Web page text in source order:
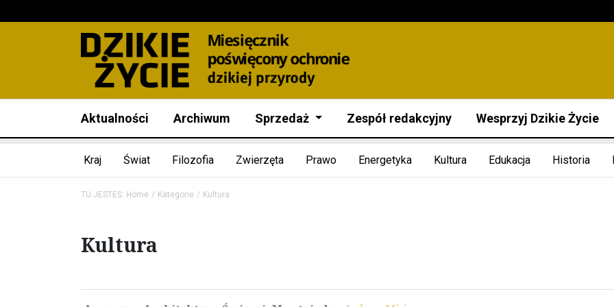
Aktualności Archiwum Sprzedaż Zespół redakcyjny Wesprzyj Dzikie Życie
Kraj Świat Filozofia Zwierzęta Prawo Energetyka Kultura Edukacja Historia
TU JESTEŚ: Home Kategorie Kultura
Kultura